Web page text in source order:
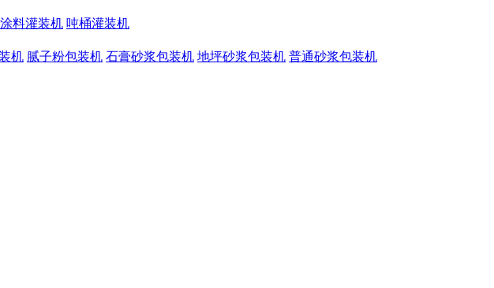
料灌装机 吨桶灌装机
机 腻子粉包装机 石膏砂浆包装机 地坪砂浆包装机 普通砂浆包装机